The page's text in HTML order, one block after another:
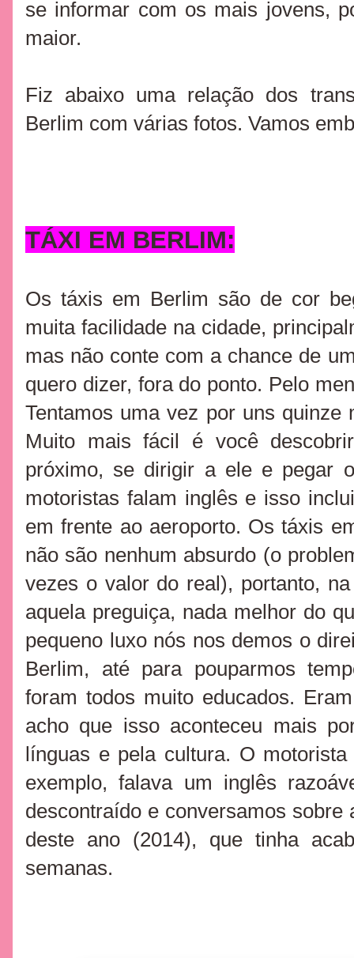
se informar com os mais jovens,
maior.
Fiz abaixo uma relação dos
Berlim com várias fotos. Vamos
TÁXI EM BERLIM:
Os táxis em Berlim são de cor
muita facilidade na cidade,
mas não conte com a chance de
quero dizer, fora do ponto. Pelo
Tentamos uma vez por uns
Muito mais fácil é você
próximo, se dirigir a ele e pegar
motoristas falam inglês e isso
em frente ao aeroporto. Os táxis
não são nenhum absurdo (o
vezes o valor do real), portanto,
aquela preguiça, nada melhor do
pequeno luxo nós nos demos o
Berlim, até para pouparmos
foram todos muito educados.
acho que isso aconteceu mais
línguas e pela cultura. O
exemplo, falava um inglês
descontraído e conversamos
deste ano (2014), que tinha
semanas.